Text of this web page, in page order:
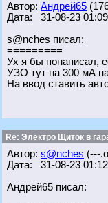
Автор: Андрей65
Дата: 31-08-23 01:09
s@nches писал:
=========
Ух я бы понаписал,
УЗО тут на 300 мА
На ввод ставить
Re: Электро Щиток в
Автор: s@nches (---
Дата: 31-08-23 01:12
Андрей65 писал: